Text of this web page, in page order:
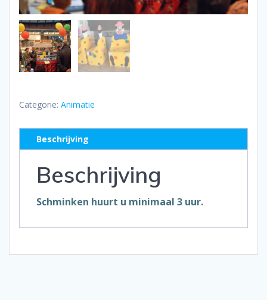
Categorie: Animatie
Beschrijving
Beschrijving
Schminken huurt u minimaal 3 uur.